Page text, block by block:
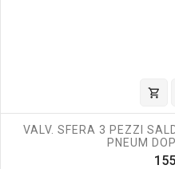
shopping_cart
VALV. SFERA 3 PEZZI
PNEUM